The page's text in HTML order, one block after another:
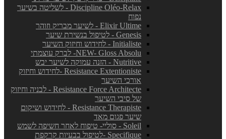
Discipline Oléo-Relax - לשליטה בשיער
נפוח
Elixir Ultime - לשיער מבריק וזוהר
Genesis - לטיפול בנשירת שיער
Initialiste - לחידוש וחיזוק השיער
NEW- Gloss Absolu- לברק עוצמתי
Nutritive - הזנה עמוקה לשיער יבש
Resistance Extentioniste -לחידוש וחיזוק
אורכי השיער
Resistance Force Architecte - לבניה וחיזוק
של סיבי השיער
Resistance Therapiste - לחידוש ושיקום
שיער פגום מאד
Soleil - סוליי- טיפוח לאחר חשיפה לשמש
Specifique -לטיפול בבעיות קרקפת